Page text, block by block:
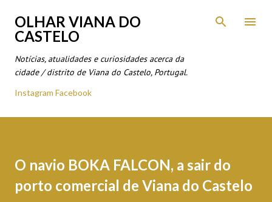
Avançar para o conteúdo principal
OLHAR VIANA DO
CASTELO
Notícias, atualidades e curiosidades acerca da
cidade / distrito de Viana do Castelo, Portugal.
Instagram Facebook
O navio BOKA FALCON, a sair do
porto comercial de Viana do Castelo